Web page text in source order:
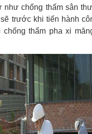
như chống thấm sân
trước khi tiến hành
thấm pha xi